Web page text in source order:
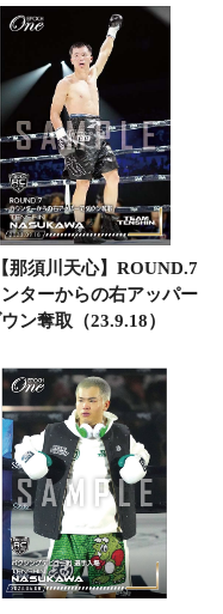
那須川天心】ROUND.7
ターからの右アッパー
ン奪取（23.9.18）